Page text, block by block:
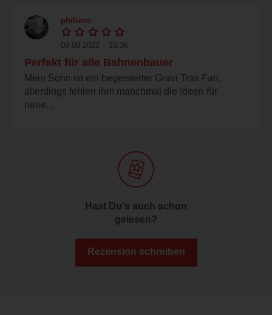
philiene
09.08.2022 – 19:36
Perfekt für alle Bahnenbauer
Mein Sohn ist ein begeisterter Gravi Trax Fan,
allerdings fehlen ihm manchmal die Ideen für
neue...
Hast Du's auch schon
gelesen?
Rezension schreiben